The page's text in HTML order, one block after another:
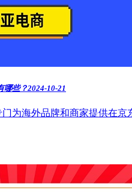
哪些？2024-10-21
为海外品牌和商家提供在